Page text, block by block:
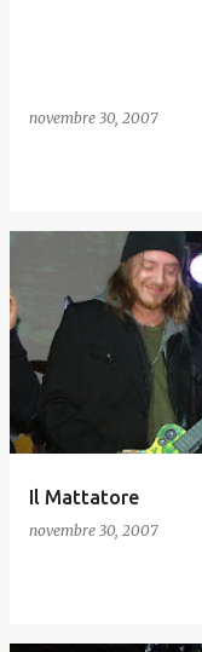
novembre 30, 2007
Il Mattatore
novembre 30, 2007